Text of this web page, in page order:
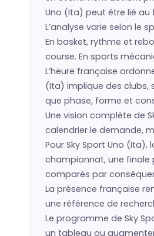
Uno (Ita) peut être lié au
L’analyse varie selon le
En basket, rythme et
course. En sports
L’heure française
(Ita) implique des clubs,
que phase, forme et
Une vision complète de
calendrier le demande,
Pour Sky Sport Uno
championnat, une finale
comparés par
La présence française
une référence de
Le programme de Sky
un tableau ou